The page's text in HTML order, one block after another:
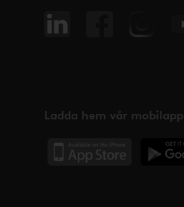
Ladda hem vår mobilapp